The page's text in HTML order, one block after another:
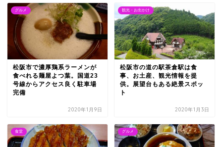
グルメ
松阪市で濃厚鶏系ラーメンが
食べれる麺屋よつ葉。国道23
号線からアクセス良く駐車場
完備
2020年1月9日
観光・お出かけ
松阪市の道の駅茶倉駅は食
事、お土産、観光情報を提
供。展望台もある絶景スポッ
ト
2020年1月3日
食堂 グルメ